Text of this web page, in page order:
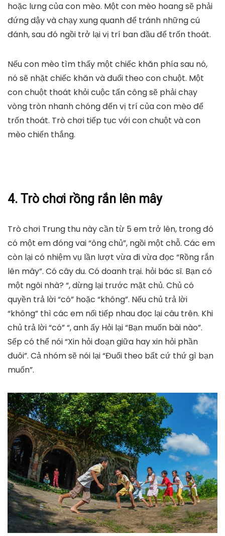
hoặc lưng của con mèo. Một con mèo hoang sẽ phải
đứng dậy và chạy xung quanh để tránh những cú
đánh, sau đó ngồi trở lại vị trí ban đầu để trốn thoát.
Nếu con mèo tìm thấy một chiếc khăn phía sau nó,
nó sẽ nhặt chiếc khăn và đuổi theo con chuột. Một
con chuột thoát khỏi cuộc tấn công sẽ phải chạy
vòng tròn nhanh chóng đến vị trí của con mèo để
trốn thoát. Trò chơi tiếp tục với con chuột và con
mèo chiến thắng.
4. Trò chơi rồng rắn lên mây
Trò chơi Trung thu này cần từ 5 em trở lên, trong đó
có một em đóng vai “ông chủ”, ngồi một chỗ. Các em
còn lại có nhiệm vụ lần lượt vừa đi vừa đọc “Rồng rắn
lên mây”. Có cây du. Có doanh trại. hỏi bác sĩ. Bạn có
một ngôi nhà? “, dừng lại trước mặt chủ. Chủ có
quyền trả lời “có” hoặc “không”. Nếu chủ trả lời
“không” thì các em nối tiếp nhau đọc lại câu trên. Khi
chủ trả lời “có” “, anh ấy Hỏi lại “Bạn muốn bài nào”.
Sếp có thể nói “Xin hỏi đoạn giữa hay xin hỏi phần
đuôi”. Cả nhóm sẽ nói lại “Đuổi theo bất cứ thứ gì bạn
muốn”.